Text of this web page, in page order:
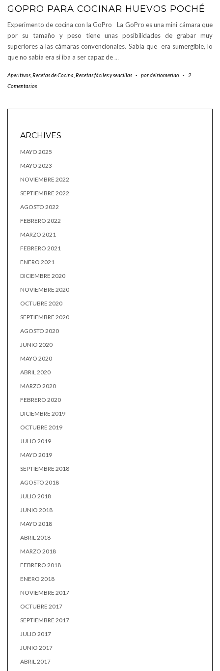
GOPRO PARA COCINAR HUEVOS POCHÉ
Experimento de cocina con la GoPro La GoPro es una mini cámara que
por su tamaño y peso tiene unas posibilidades de grabar muy
superiores a las cámaras convencionales. Sabía que era sumergible, lo
que no sabia era si iba a ser capaz de …
Aperitivos Recetas de Cocina Recetas fáciles y sencillas - pordelriomerino -
2
Comentarios
ARCHIVES
MAYO 2025
MAYO 2023
NOVIEMBRE 2022
SEPTIEMBRE 2022
AGOSTO 2022
FEBRERO 2022
MARZO 2021
FEBRERO 2021
ENERO 2021
DICIEMBRE 2020
NOVIEMBRE 2020
OCTUBRE 2020
SEPTIEMBRE 2020
AGOSTO 2020
JUNIO 2020
MAYO 2020
ABRIL 2020
MARZO 2020
FEBRERO 2020
DICIEMBRE 2019
OCTUBRE 2019
JULIO 2019
MAYO 2019
SEPTIEMBRE 2018
AGOSTO 2018
JULIO 2018
JUNIO 2018
MAYO 2018
ABRIL 2018
MARZO 2018
FEBRERO 2018
ENERO 2018
NOVIEMBRE 2017
OCTUBRE 2017
SEPTIEMBRE 2017
JULIO 2017
JUNIO 2017
ABRIL 2017